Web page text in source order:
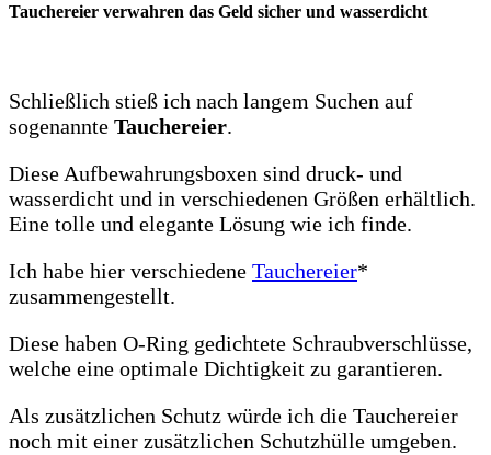
Tauchereier verwahren das Geld sicher und wasserdicht
Schließlich stieß ich nach langem Suchen auf
sogenannte Tauchereier.
Diese Aufbewahrungsboxen sind druck- und
wasserdicht und in verschiedenen Größen erhältlich.
Eine tolle und elegante Lösung wie ich finde.
Ich habe hier verschiedene Tauchereier*
zusammengestellt.
Diese haben O-Ring gedichtete Schraubverschlüsse,
welche eine optimale Dichtigkeit zu garantieren.
Als zusätzlichen Schutz würde ich die Tauchereier
noch mit einer zusätzlichen Schutzhülle umgeben.